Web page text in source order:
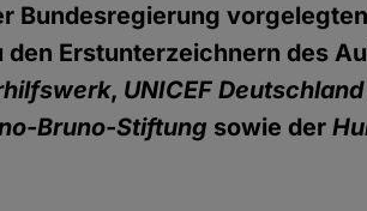
Bundesregierung
Erstunterzeichnern des
, UNICEF Deutschland
Bruno-Stiftung sowie der